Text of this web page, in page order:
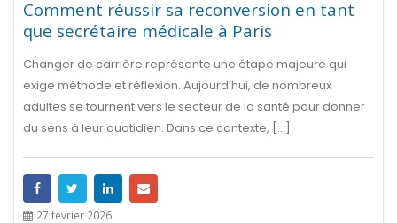
Comment réussir sa reconversion en tant
que secrétaire médicale à Paris
Changer de carrière représente une étape majeure qui
exige méthode et réflexion. Aujourd’hui, de nombreux
adultes se tournent vers le secteur de la santé pour donner
du sens à leur quotidien. Dans ce contexte, [...]
27 février 2026